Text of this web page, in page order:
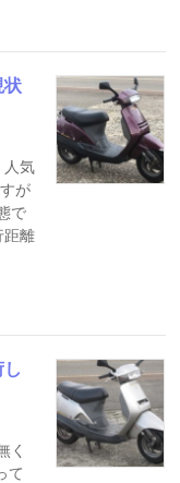
状
人気
が
で
距離
く
て